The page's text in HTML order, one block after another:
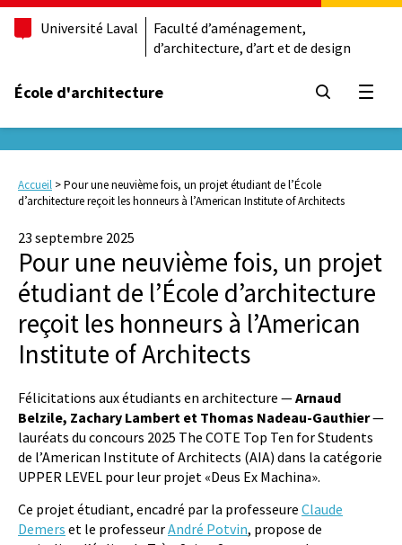
Université Laval
Faculté d’aménagement,
d’architecture, d’art et de design
École d'architecture
Accueil >Pour une neuvième fois, un projet étudiant de l’École
d’architecture reçoit les honneurs à l’American Institute of Architects
23 septembre 2025
Pour une neuvième fois, un projet
étudiant de l’École d’architecture
reçoit les honneurs à l’American
Institute of Architects
Félicitations aux étudiants en architecture —Arnaud
Belzile, Zachary Lambert et Thomas Nadeau-Gauthier—
lauréats du concours 2025 The COTE Top Ten for Students
de l’American Institute of Architects (AIA) dans la catégorie
UPPER LEVEL pour leur projet «Deus Ex Machina».
Ce projet étudiant, encadré par la professeure Claude
Demers et le professeurAndré Potvin, propose de